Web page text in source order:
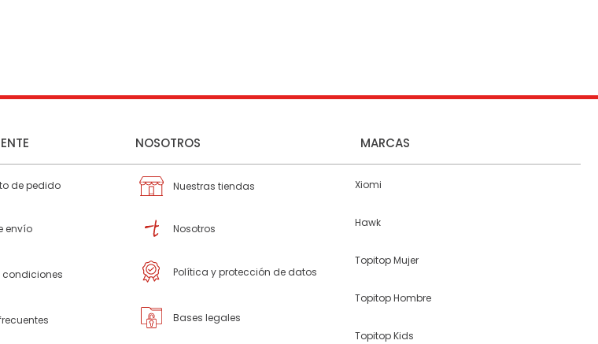
de pedido
envío
condiciones
NOSOTROS
Nuestras tiendas
Nosotros
Política y protección de datos
Bases legales
MARCAS
Xiomi
Hawk
Topitop Mujer
Topitop Hombre
Topitop Kids